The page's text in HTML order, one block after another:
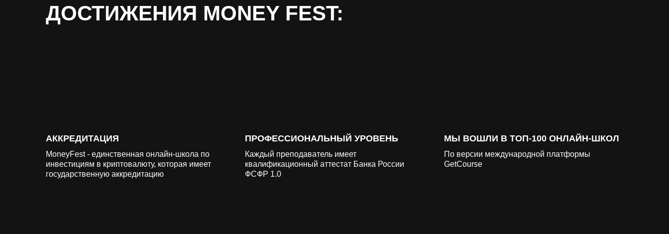
ДОСТИЖЕНИЯ MONEY FEST:
АККРЕДИТАЦИЯ ПРОФЕССИОНАЛЬНЫЙ УРОВЕНЬ МЫ ВОШЛИ В ТОП-100 ОНЛАЙН-ШКОЛ
MoneyFest - единственная онлайн-школа по
инвестициям в криптовалюту, которая имеет
государственную аккредитацию
Каждый преподаватель имеет
квалификационный аттестат Банка России
ФСФР 1.0
По версии международной платформы
GetCourse